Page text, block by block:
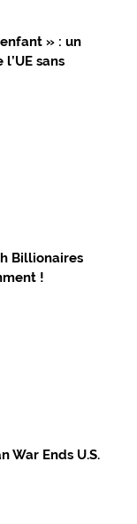
» : un
sans
Billionaires
!
War Ends U.S.